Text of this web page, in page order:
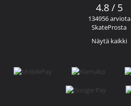
4.8 / 5
134956 arviota
SkateProsta
Näytä kaikki